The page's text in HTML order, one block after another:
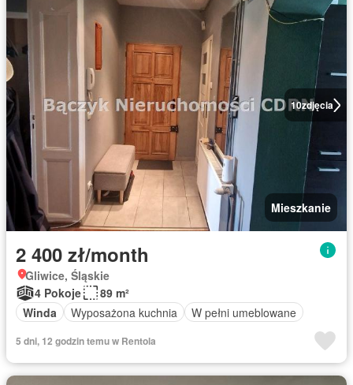
10zdjęcia
Mieszkanie
2 400 zł/month
Gliwice, Śląskie
4 Pokoje
89 m²
Winda
Wyposażona kuchnia W pełni umeblowane
5 dni, 12 godzin temu w Rentola